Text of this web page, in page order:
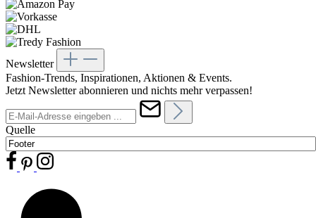
Newsletter
Fashion-Trends, Inspirationen, Aktionen & Events.
Jetzt Newsletter abonnieren und nichts mehr verpassen!
Quelle